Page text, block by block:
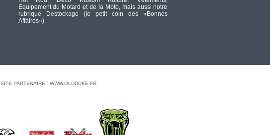
Smooth - Rigide - L-
077
449,96TTC
"TS1 ring set 4""+.030"
ECLATE T - PIÈCE N°
34 - REPOSES PIEDS
PASSAGER / BUDDY
Equipement du Motard et de la Moto, mais aussi notre
rubrique Destockage (le petit coin des «Bonnes
Affaires»).
SITE PARTENAIRE : WWW.OLDDUKE.FR